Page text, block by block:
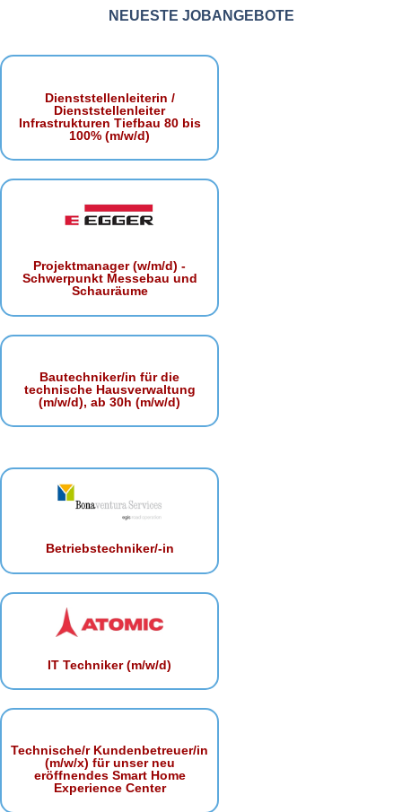
NEUESTE JOBANGEBOTE
Dienststellenleiterin /
Dienststellenleiter
Infrastrukturen Tiefbau 80 bis
100% (m/w/d)
Projektmanager (w/m/d) -
Schwerpunkt Messebau und
Schauräume
Bautechniker/in für die
technische Hausverwaltung
(m/w/d), ab 30h (m/w/d)
Betriebstechniker/-in
IT Techniker (m/w/d)
Technische/r Kundenbetreuer/in
(m/w/x) für unser neu
eröffnendes Smart Home
Experience Center